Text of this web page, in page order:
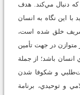
دنبال مي‌كند. هدف
با اين نگاه به انسان
خلق شده است،
متوازن در جهت تأمين
انسان باشد؛ از جملة
و شكوفا شدن
و توحيدي، برنامة